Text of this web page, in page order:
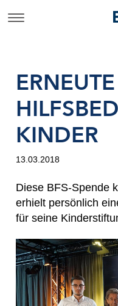
KINDER
13.03.2018
Diese BFS-Spende
erhielt persönlich
für seine